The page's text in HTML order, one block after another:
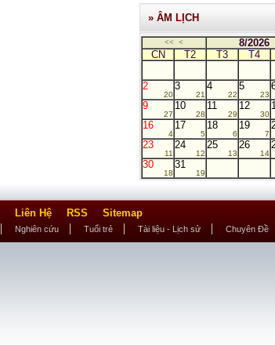
» ÂM LỊCH
<< < 8/2026
CN T2 T3 T4
2
20
3
21
4
22
5
23
9
27
10
28
11
29
12
30
16
4
17
5
18
6
19
7
23
11
24
12
25
13
26
14
30
18
31
19
Liên Hệ RSS Sitemap
Nghiên cứu Tuổi trẻ Tài liệu - Lịch sử Chuyên Đề